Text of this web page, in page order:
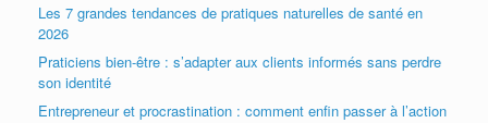
Les 7 grandes tendances de pratiques naturelles de santé en
2026
Praticiens bien-être : s’adapter aux clients informés sans perdre
son identité
Entrepreneur et procrastination : comment enfin passer à l’action